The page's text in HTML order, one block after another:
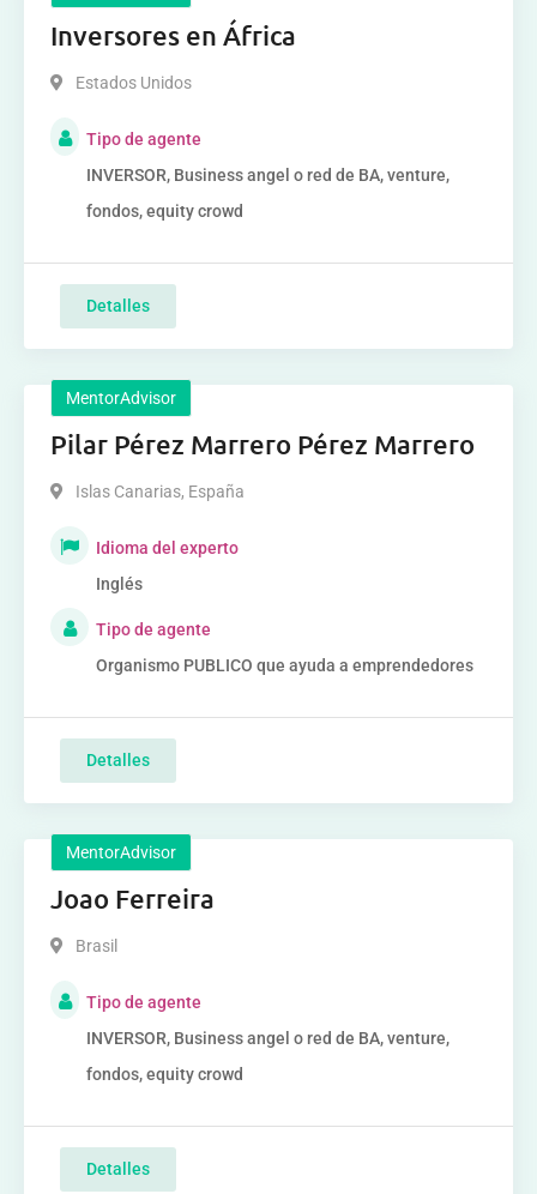
Inversores en África
Estados Unidos
Tipo de agente
INVERSOR, Business angel o red de BA, venture,
fondos, equity crowd
Detalles
MentorAdvisor
Pilar Pérez Marrero Pérez Marrero
Islas Canarias, España
Idioma del experto
Inglés
Tipo de agente
Organismo PUBLICO que ayuda a emprendedores
Detalles
MentorAdvisor
Joao Ferreira
Brasil
Tipo de agente
INVERSOR, Business angel o red de BA, venture,
fondos, equity crowd
Detalles